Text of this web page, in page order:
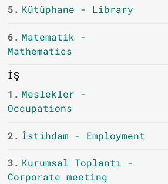
5. Kütüphane - Library
6. Matematik -
Mathematics
İŞ
1. Meslekler -
Occupations
2. İstihdam - Employment
3. Kurumsal Toplantı -
Corporate meeting